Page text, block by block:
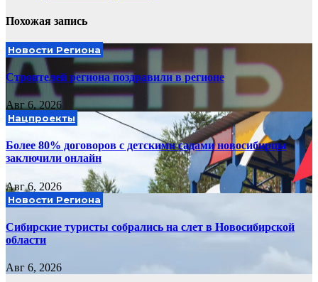
Похожая запись
Новости Региона
Строителей региона поздравили в регионе
Авг 6, 2026
Нацпроекты
Более 80% договоров с детскими садами новосибирцы
заключили онлайн
Авг 6, 2026
Новости Региона
Сибирские туристы собрались на слет в Новосибирской
области
Авг 6, 2026